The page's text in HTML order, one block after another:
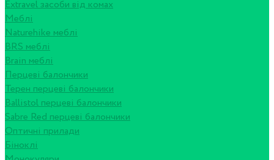
Extravel засоби від комах
Меблі
Naturehike меблі
BRS меблі
Brain меблі
Перцеві балончики
Терен перцеві балончики
Ballistol перцеві балончики
Sabre Red перцеві балончики
Оптичні прилади
Біноклі